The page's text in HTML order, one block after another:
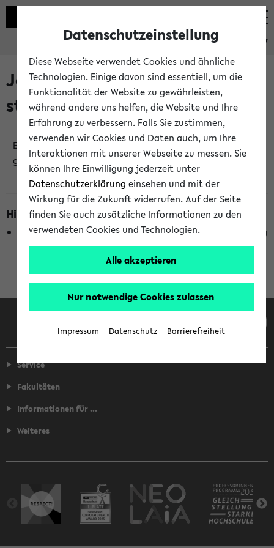
eKVV
Jetzt und in Kürze
stattfindende Veranstaltungen
Es wurden keine jetzt stattfindenden Veranstaltungen
gefunden!
Hinweise zur Liste
Die Anzeige ist semesterübergreifend und nicht abhängig
vom im eKVV gewählten Semester.
Facebook Instagram LinkedIn TikTok
Service
Fakultäten
Informationen für ...
Weiteres
Datenschutzeinstellung
Diese Webseite verwendet Cookies und ähnliche
Technologien. Einige davon sind essentiell, um die
Funktionalität der Website zu gewährleisten,
während andere uns helfen, die Website und Ihre
Erfahrung zu verbessern. Falls Sie zustimmen,
verwenden wir Cookies und Daten auch, um Ihre
Interaktionen mit unserer Webseite zu messen. Sie
können Ihre Einwilligung jederzeit unter
Datenschutzerklärung einsehen und mit der
Wirkung für die Zukunft widerrufen. Auf der Seite
finden Sie auch zusätzliche Informationen zu den
verwendeten Cookies und Technologien.
Alle akzeptieren
Nur notwendige Cookies zulassen
Impressum Datenschutz Barrierefreiheit